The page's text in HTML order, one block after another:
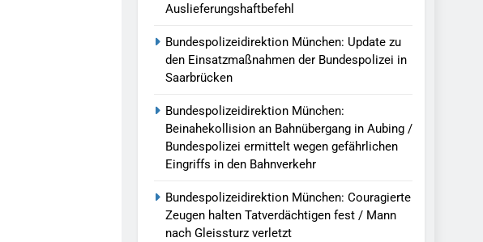
Auslieferungshaftbefehl
Bundespolizeidirektion München: Update zu
den Einsatzmaßnahmen der Bundespolizei in
Saarbrücken
Bundespolizeidirektion München:
Beinahekollision an Bahnübergang in Aubing /
Bundespolizei ermittelt wegen gefährlichen
Eingriffs in den Bahnverkehr
Bundespolizeidirektion München: Couragierte
Zeugen halten Tatverdächtigen fest / Mann
nach Gleissturz verletzt